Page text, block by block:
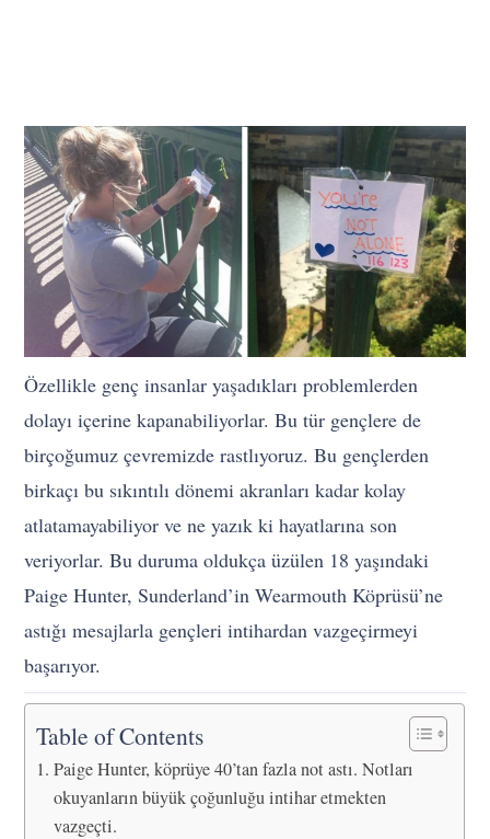
Özellikle genç insanlar yaşadıkları problemlerden
dolayı içerine kapanabiliyorlar. Bu tür gençlere de
birçoğumuz çevremizde rastlıyoruz. Bu gençlerden
birkaçı bu sıkıntılı dönemi akranları kadar kolay
atlatamayabiliyor ve ne yazık ki hayatlarına son
veriyorlar. Bu duruma oldukça üzülen 18 yaşındaki
Paige Hunter, Sunderland’in Wearmouth Köprüsü’ne
astığı mesajlarla gençleri intihardan vazgeçirmeyi
başarıyor.
Table of Contents
Paige Hunter, köprüye 40’tan fazla not astı. Notları
okuyanların büyük çoğunluğu intihar etmekten
vazgeçti.